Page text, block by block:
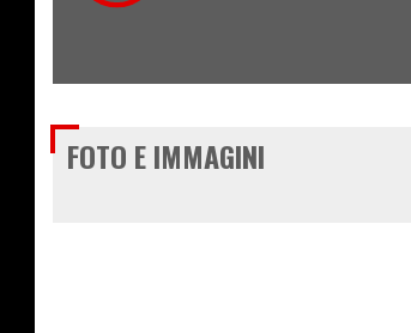
FOTO E IMMAGINI